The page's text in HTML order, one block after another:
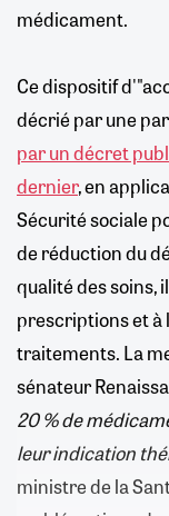
médicament.
Ce dispositif
décrié par une
par un décret
dernier, en
Sécurité sociale
de réduction du
qualité des soins,
prescriptions et à
traitements. La
sénateur
20 % de
leur indication
ministre de la